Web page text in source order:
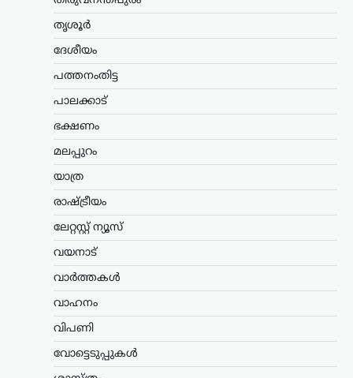
തൃശൂർ
ദേശീയം
പത്തനംതിട്ട
പാലക്കാട്
ഭക്ഷണം
മലപ്പുറം
യാത്ര
രാഷ്ട്രീയം
ലേറ്റസ്റ്റ് ന്യൂസ്
വയനാട്
വാർത്തകൾ
വാഹനം
വിപണി
വോട്ടെടുപ്പുകൾ
നൽകാനും സമയം
കണ്ടെത്തുന്നു: ഉദ്ധവ്
രൂക്ഷ വിമർശനവുമായി ശിവസേന
രാജ്യത്ത് പ്രതിഷേധിക്കുന്ന യുവാക്കളുടെ
വിട്ട്…
കേരളം
പിന്തുണവേണ്ട, പിന്നില്‍
നിന്ന് കുത്തരുത്; എംവി
ജയരാജനെതിരെ
പൊലീസിനെ ഭീഷണിപ്പെടുത്തിയ
കേസിൽ ഒളിവിൽ കഴിയുന്ന അർജുൻ